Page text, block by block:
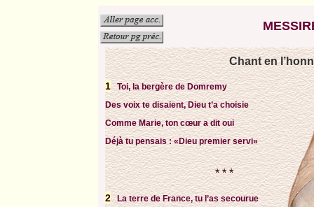
Chant en
1Toi, la bergère de Domremy
Des voix te disaient, Dieu t’a choisie
Comme Marie, ton cœur a dit oui
Déjà tu pensais : «Dieu premier servi»
* * *
2La terre de France, tu l’as secourue